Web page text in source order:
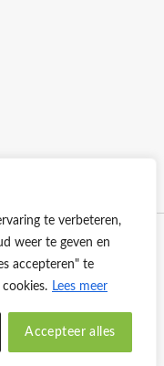
te verbeteren,
weer te geven en
accepteren" te
Lees meer
Accepteer alles